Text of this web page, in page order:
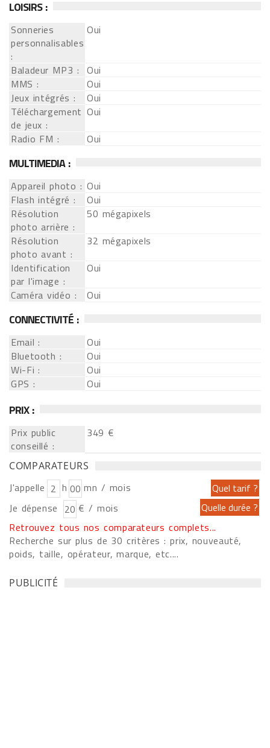
LOISIRS :
Sonneries
personnalisables
:
Oui
Baladeur MP3 : Oui
MMS :
Oui
Jeux intégrés :
Oui
Téléchargement
de jeux :
Oui
Radio FM :
Oui
MULTIMEDIA :
Appareil photo : Oui
Flash intégré :
Oui
Résolution
photo arrière :
50 mégapixels
Résolution
photo avant :
32 mégapixels
Identification
par l'image :
Oui
Caméra vidéo :
Oui
CONNECTIVITÉ :
Email :
Oui
Bluetooth :
Oui
Wi-Fi :
Oui
GPS :
Oui
PRIX :
Prix public
conseillé :
349 €
COMPARATEURS
J'appelle h
mn / mois
Je dépense
€ / mois
Retrouvez tous nos comparateurs complets...
Recherche sur plus de 30 critères : prix, nouveauté,
poids, taille, opérateur, marque, etc....
PUBLICITÉ